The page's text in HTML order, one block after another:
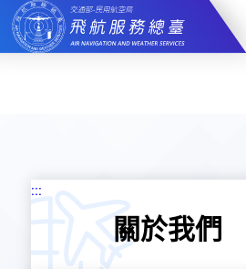
跳
到
主
要
:::
關於我們